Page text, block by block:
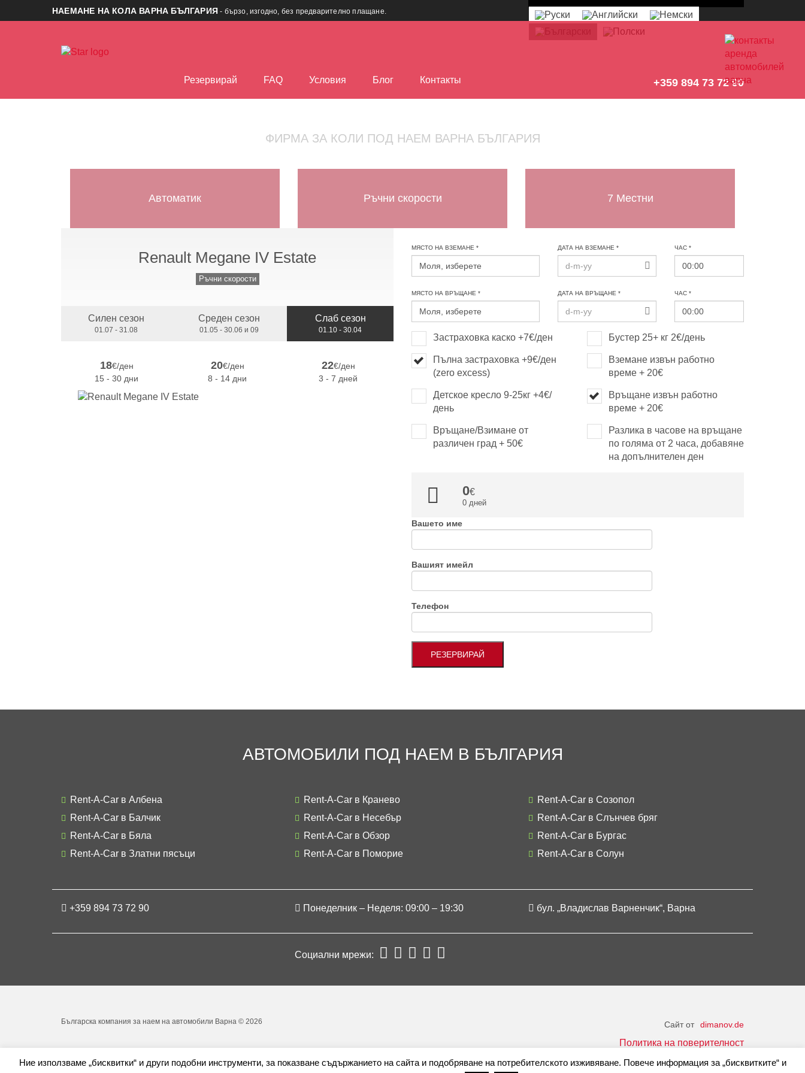
НАЕМАНЕ НА КОЛА ВАРНА БЪЛГАРИЯ - бързо, изгодно, без предварително плащане.
+359 894 73 72 90
Резервирай FAQ Условия Блог Контакты
ФИРМА ЗА КОЛИ ПОД НАЕМ ВАРНА БЪЛГАРИЯ
Автоматик Ръчни скорости 7 Местни
Renault Megane IV Estate
Ръчни скорости
Силен сезон
01.07 - 31.08
Среден сезон
01.05 - 30.06 и 09
Слаб сезон
01.10 - 30.04
18€/ден
15 - 30 дни
20€/ден
8 - 14 дни
22€/ден
3 - 7 дней
МЯСТО НА ВЗЕМАНЕ * ДАТА НА ВЗЕМАНЕ * ЧАС *
МЯСТО НА ВРЪЩАНЕ * ДАТА НА ВРЪЩАНЕ * ЧАС *
Застраховка каско +7€/ден
Пълна застраховка +9€/ден
(zero excess)
Детское кресло 9-25кг +4€/
день
Връщане/Взимане от
различен град + 50€
Бустер 25+ кг 2€/день
Вземане извън работно
време + 20€
Връщане извън работно
време + 20€
Разлика в часове на връщане
по голяма от 2 часа, добавяне
на допълнителен ден
0
0 дней
Вашето име
Вашият имейл
Телефон
АВТОМОБИЛИ ПОД НАЕМ В БЪЛГАРИЯ
Rent-A-Car в Албена
Rent-A-Car в Балчик
Rent-A-Car в Бяла
Rent-A-Car в Златни пясъци
Rent-A-Car в Кранево
Rent-A-Car в Несебър
Rent-A-Car в Обзор
Rent-A-Car в Поморие
Rent-A-Car в Созопол
Rent-A-Car в Слънчев бряг
Rent-A-Car в Бургас
Rent-A-Car в Солун
+359 894 73 72 90 Понеделник – Неделя: 09:00 – 19:30 бул. „Владислав Варненчик“, Варна
Социални мрежи:
Българска компания за наем на автомобили Варна © 2026 Сайт от dimanov.de
Политика на поверителност
Ние използваме „бисквитки“ и други подобни инструменти, за показване съдържанието на сайта и подобряване на потребителското изживяване. Повече информация за „бисквитките“ и